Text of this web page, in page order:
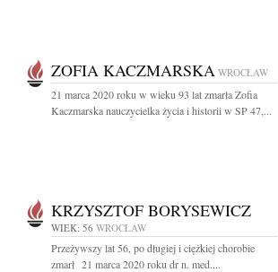
ZOFIA KACZMARSKA WROCŁAW
21 marca 2020 roku w wieku 93 lat zmarła Zofia
Kaczmarska nauczycielka życia i historii w SP 47,...
KRZYSZTOF BORYSEWICZ
WIEK: 56 WROCŁAW
Przeżywszy lat 56, po długiej i ciężkiej chorobie
zmarł 21 marca 2020 roku dr n. med....